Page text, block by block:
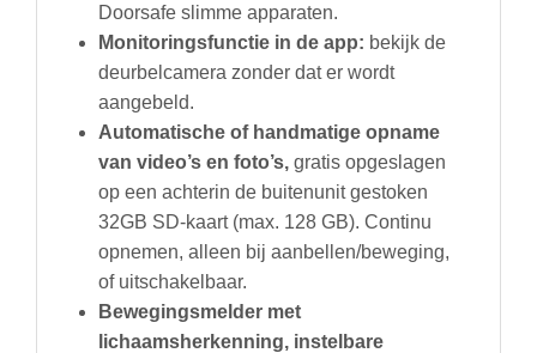
Doorsafe slimme apparaten.
Monitoringsfunctie in de app: bekijk de
deurbelcamera zonder dat er wordt
aangebeld.
Automatische of handmatige opname
van video’s en foto’s,gratis opgeslagen
op een achterin de buitenunit gestoken
32GB SD-kaart (max. 128 GB). Continu
opnemen, alleen bij aanbellen/beweging,
of uitschakelbaar.
Bewegingsmelder met
lichaamsherkenning, instelbare